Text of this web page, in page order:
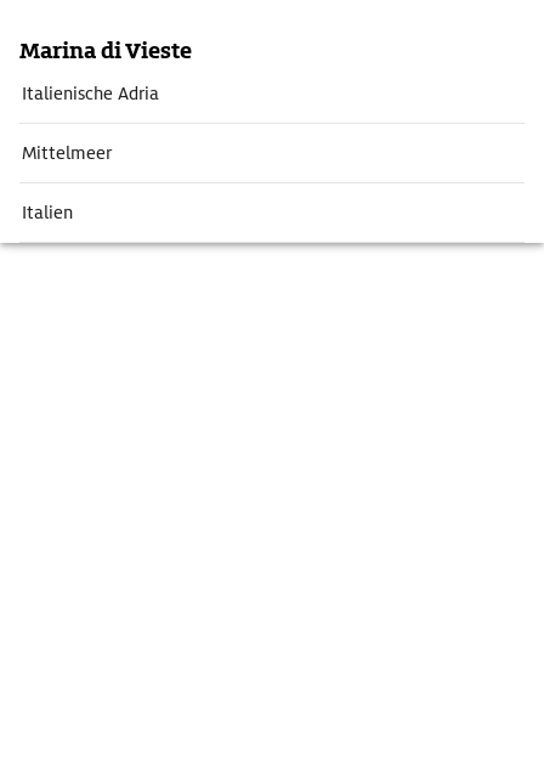
Marina di Vieste
Italienische Adria
Mittelmeer
Italien